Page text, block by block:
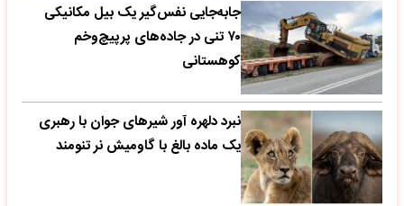
جابه‌جایی نفس‌گیر یک بیل مکانیکی
۷۰ تنی در جاده‌های پرپیچ‌وخم
کوهستانی
نبرد دلهره آور شیرهای جوان با رهبری
یک ماده بالغ با گاومیش نر تنومند